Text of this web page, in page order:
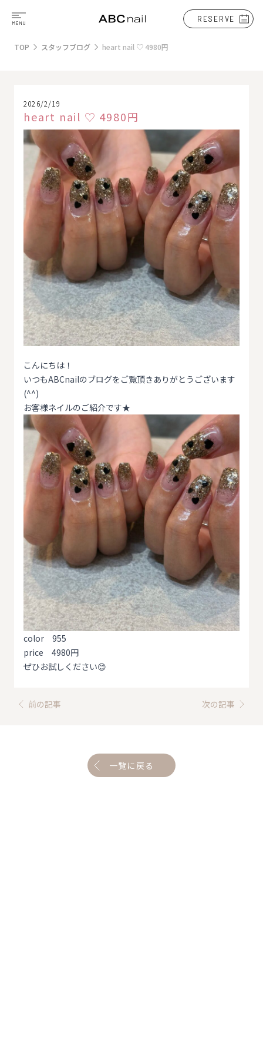
RESERVE
TOP スタッフブログ heart nail ♡ 4980円
2026/2/19
heart nail ♡ 4980円
こんにちは！
いつもABCnailのブログをご覧頂きありがとうございます
(^^)
お客様ネイルのご紹介です★
color 955
price 4980円
ぜひお試しください😊
前の記事 次の記事
一覧に戻る